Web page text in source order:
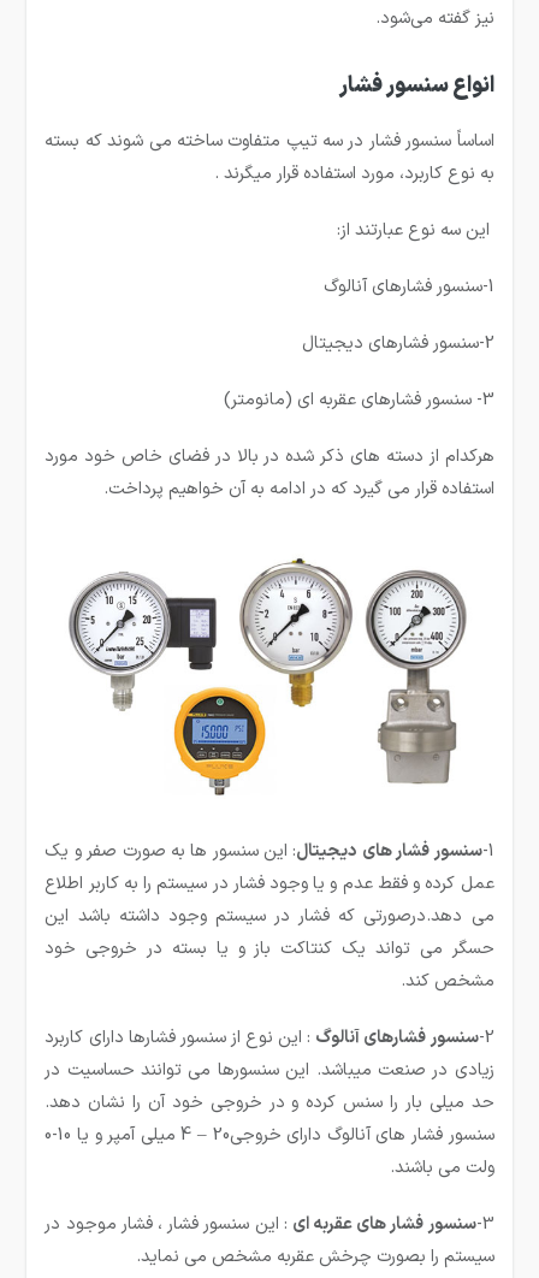
نیز گفته می‌شود.
انواع سنسور فشار
اساساً سنسور فشار در سه تیپ متفاوت ساخته می شوند که بسته
به نوع کاربرد، مورد استفاده قرار میگرند .
این سه نوع عبارتند از:
1-سنسور فشارهای آنالوگ
2-سنسور فشارهای دیجیتال
3- سنسور فشارهای عقربه ای (مانومتر)
هرکدام از دسته های ذکر شده در بالا در فضای خاص خود مورد
استفاده قرار می گیرد که در ادامه به آن خواهیم پرداخت.
1- سنسور فشار های دیجیتال: این سنسور ها به صورت صفر و یک
عمل کرده و فقط عدم و یا وجود فشار در سیستم را به کاربر اطلاع
می دهد.درصورتی که فشار در سیستم وجود داشته باشد این
حسگر می تواند یک کنتاکت باز و یا بسته در خروجی خود
مشخص کند.
2- سنسور فشارهای آنالوگ : این نوع از سنسور فشارها دارای کاربرد
زیادی در صنعت می­باشد. این سنسورها می توانند حساسیت در
حد میلی بار را سنس کرده و در خروجی خود آن را نشان دهد.
سنسور فشار های آنالوگ دارای خروجی20 – 4 میلی آمپر و یا 10-0
ولت می باشند.
3- سنسور فشار های عقربه ای : این سنسور فشار ، فشار موجود در
سیستم را بصورت چرخش عقربه مشخص می نماید.